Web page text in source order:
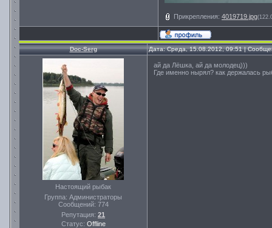
Прикрепления: 4019719.jpg
Doc-Serg Дата: Среда, 15.08.2012, 09:51 |
Настоящий рыбак
Группа: Администраторы
Сообщений: 774
Репутация: 21
Статус: Offline
ай да Лёшка, ай да молодец)))
Где именно нырял? как держалась